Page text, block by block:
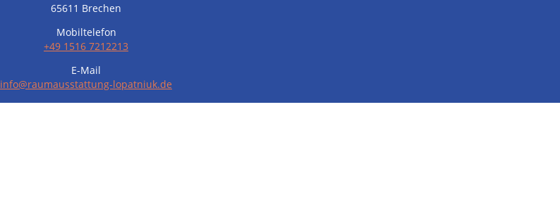
65611 Brechen
Mobiltelefon
+49 1516 7212213
E-Mail
info@raumausstattung-lopatniuk.de